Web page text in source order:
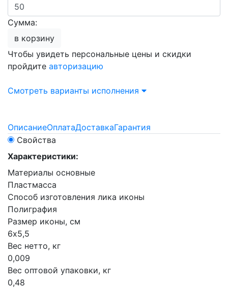
Сумма:
в корзину
Чтобы увидеть персональные цены и скидки
пройдите авторизацию
Смотреть варианты исполнения
ОписаниеОплатаДоставкаГарантия
Свойства
Характеристики:
Материалы основные
Пластмасса
Способ изготовления лика иконы
Полиграфия
Размер иконы, см
6х5,5
Вес нетто, кг
0,009
Вес оптовой упаковки, кг
0,48